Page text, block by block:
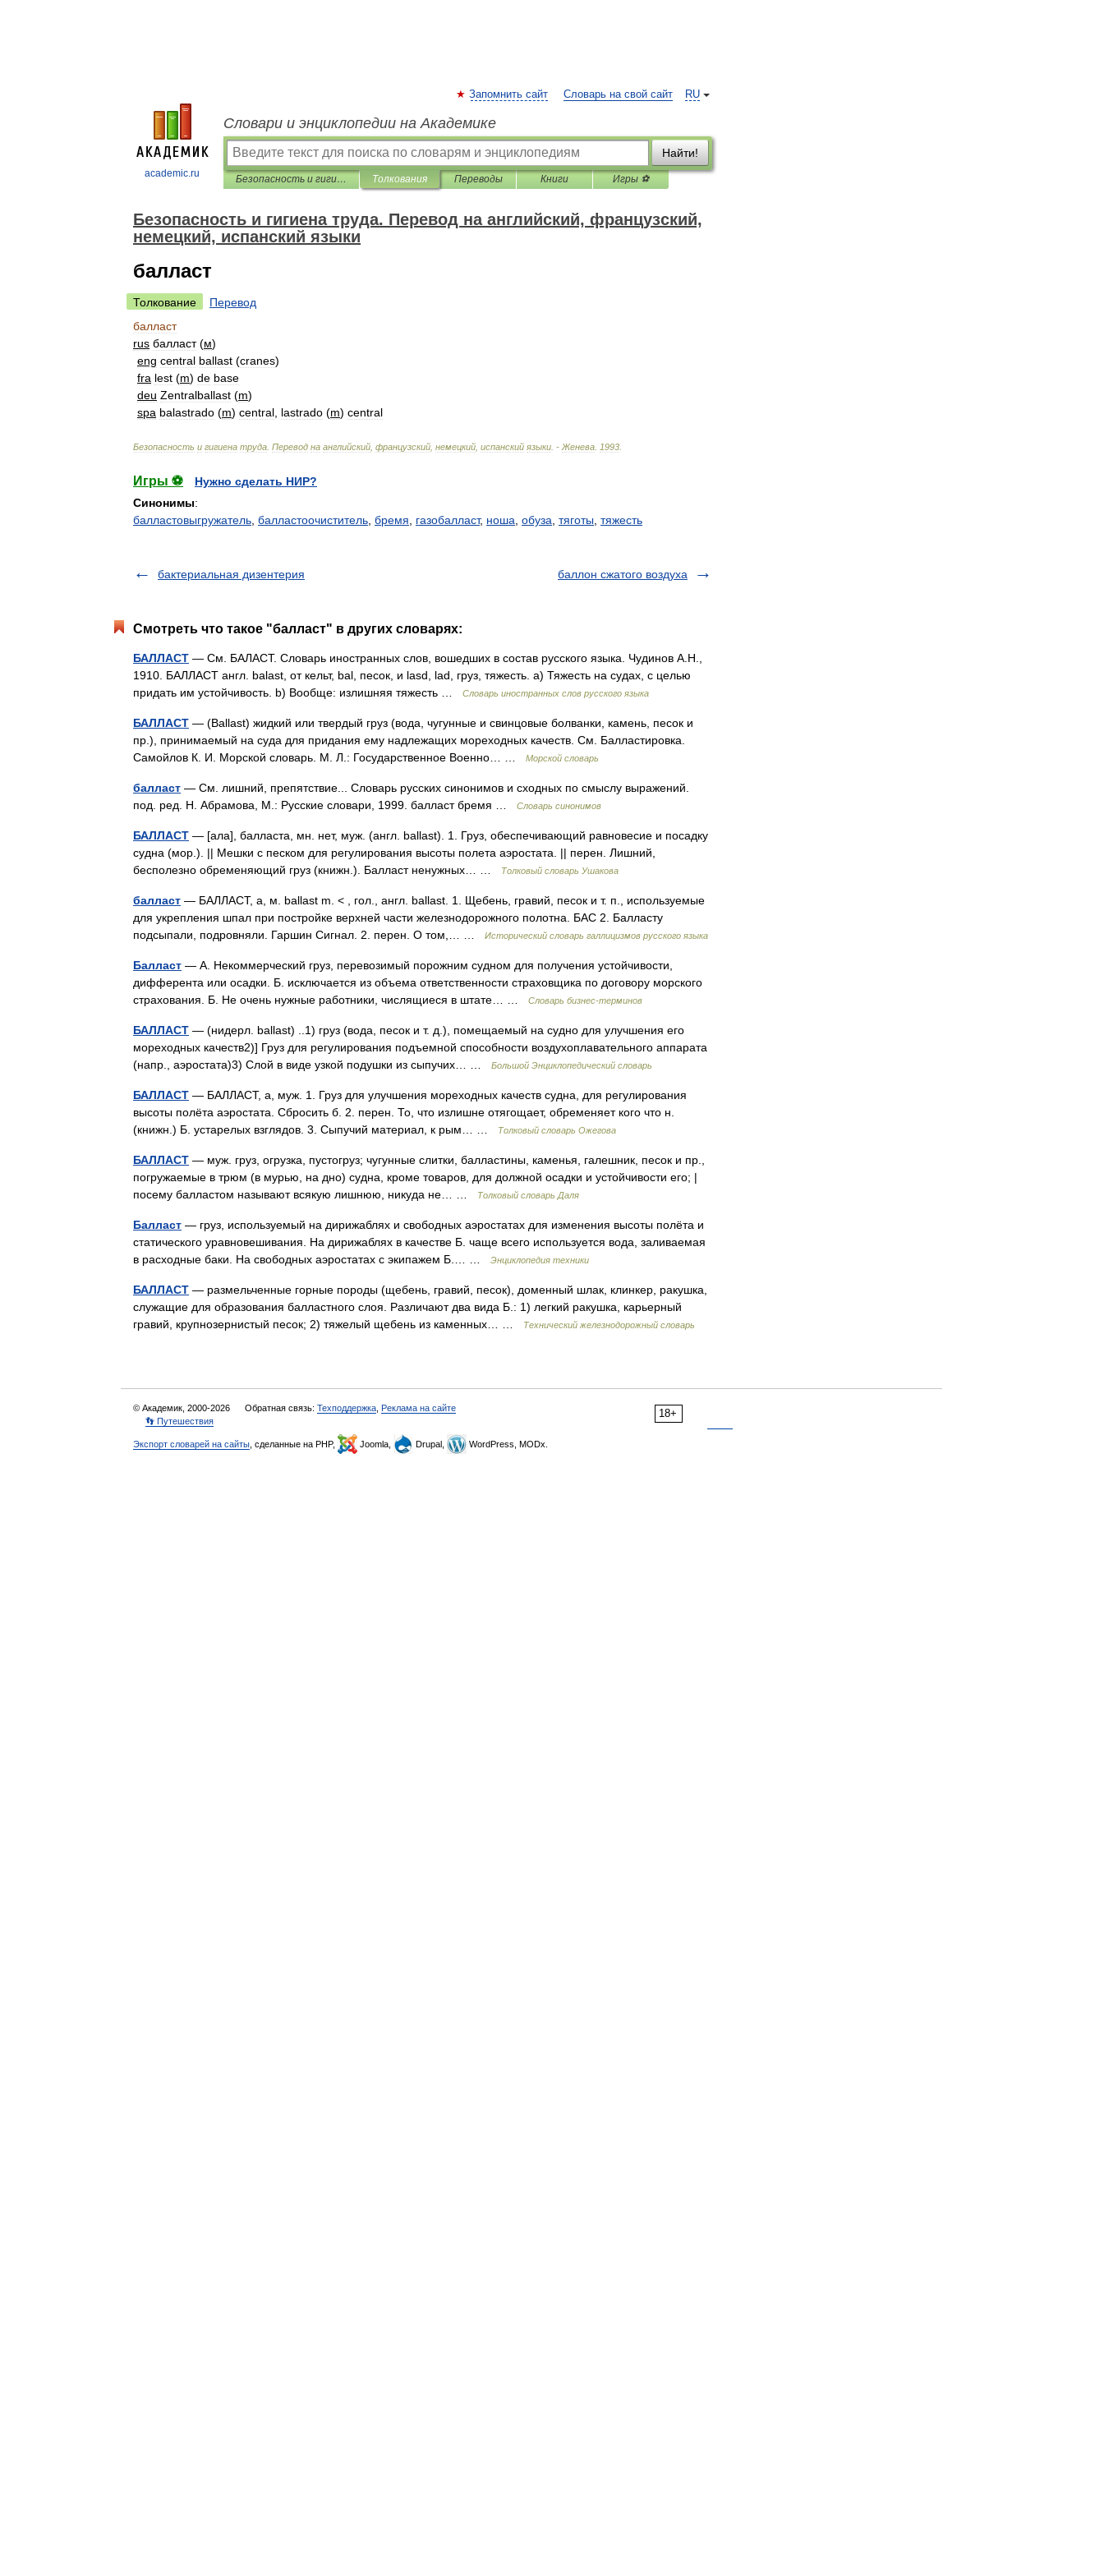
academic.ru
RU
Запомнить сайт Словарь на свой сайт
Словари и энциклопедии на Академике
Найти!
Безопасность и гигиена труда. Перевод на английский, французский, немецкий, испанский языки Толкования Переводы Книги Игры ⚽
Безопасность и гигиена труда. Перевод на английский, французский,
немецкий, испанский языки
балласт
Толкование
Перевод
балласт
rus балласт(м)
eng central ballast (cranes)
fra lest (m) de base
deu Zentralballast (m)
spa balastrado (m) central lastrado (m) central
Безопасность и гигиена труда Перевод на английский французский немецкий испанский языки . - Женева 1993
Игры ⚽
Нужно сделать НИР?
Синонимы:
балластовыгружатель балластоочиститель бремя газобалласт, ноша обуза тяготы тяжесть
бактериальная дизентерия баллон сжатого воздуха
Смотреть что такое "балласт" в других словарях:
БАЛЛАСТ — См. БАЛАСТ. Словарь иностранных слов, вошедших в состав русского языка. Чудинов А.Н.,
1910. БАЛЛАСТ англ. balast, от кельт, bal, песок, и lasd, lad, груз, тяжесть. а) Тяжесть на судах, с целью
придать им устойчивость. b) Вообще: излишняя тяжесть …
Словарь иностранных слов русского языка
БАЛЛАСТ — (Ballast) жидкий или твердый груз (вода, чугунные и свинцовые болванки, камень, песок и
пр.), принимаемый на суда для придания ему надлежащих мореходных качеств. См. Балластировка.
Самойлов К. И. Морской словарь. М. Л.: Государственное Военно… …
Морской словарь
балласт — См. лишний, препятствие... Словарь русских синонимов и сходных по смыслу выражений.
под. ред. Н. Абрамова, М.: Русские словари, 1999. балласт бремя …
Словарь синонимов
БАЛЛАСТ — [ала], балласта, мн. нет, муж. (англ. ballast). 1. Груз, обеспечивающий равновесие и посадку
судна (мор.). || Мешки с песком для регулирования высоты полета аэростата. || перен. Лишний,
бесполезно обременяющий груз (книжн.). Балласт ненужных… …
Толковый словарь Ушакова
балласт — БАЛЛАСТ, а, м. ballast m. < , гол., англ. ballast. 1. Щебень, гравий, песок и т. п., используемые
для укрепления шпал при постройке верхней части железнодорожного полотна. БАС 2. Балласту
подсыпали, подровняли. Гаршин Сигнал. 2. перен. О том,… …
Исторический словарь галлицизмов русского языка
Балласт — А. Некоммерческий груз, перевозимый порожним судном для получения устойчивости,
дифферента или осадки. Б. исключается из объема ответственности страховщика по договору морского
страхования. Б. Не очень нужные работники, числящиеся в штате… …
Словарь бизнес-терминов
БАЛЛАСТ — (нидерл. ballast) ..1) груз (вода, песок и т. д.), помещаемый на судно для улучшения его
мореходных качеств2)] Груз для регулирования подъемной способности воздухоплавательного аппарата
(напр., аэростата)3) Слой в виде узкой подушки из сыпучих… …
Большой Энциклопедический словарь
БАЛЛАСТ — БАЛЛАСТ, а, муж. 1. Груз для улучшения мореходных качеств судна, для регулирования
высоты полёта аэростата. Сбросить б. 2. перен. То, что излишне отягощает, обременяет кого что н.
(книжн.) Б. устарелых взглядов. 3. Сыпучий материал, к рым… …
Толковый словарь Ожегова
БАЛЛАСТ — муж. груз, огрузка, пустогруз; чугунные слитки, балластины, каменья, галешник, песок и пр.,
погружаемые в трюм (в мурью, на дно) судна, кроме товаров, для должной осадки и устойчивости его; |
посему балластом называют всякую лишнюю, никуда не… …
Толковый словарь Даля
Балласт — груз, используемый на дирижаблях и свободных аэростатах для изменения высоты полёта и
статического уравновешивания. На дирижаблях в качестве Б. чаще всего используется вода, заливаемая
в расходные баки. На свободных аэростатах с экипажем Б.… …
Энциклопедия техники
БАЛЛАСТ — размельченные горные породы (щебень, гравий, песок), доменный шлак, клинкер, ракушка,
служащие для образования балластного слоя. Различают два вида Б.: 1) легкий ракушка, карьерный
гравий, крупнозернистый песок; 2) тяжелый щебень из каменных… …
Технический железнодорожный словарь
18+
© Академик, 2000-2026 Обратная связь: Техподдержка Реклама на сайте
👣 Путешествия
Экспорт словарей на сайты , сделанные на PHP, Joomla, Drupal, WordPress, MODx.